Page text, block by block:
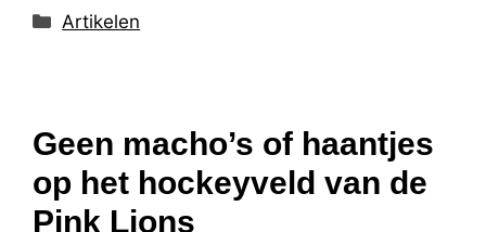
Categorieën
Artikelen
Geen macho’s of haantjes
op het hockeyveld van de
Pink Lions